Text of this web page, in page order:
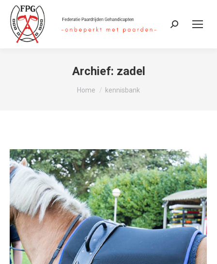
Zoeken:
Archief: zadel
Je bent hier:
Home kennisbank